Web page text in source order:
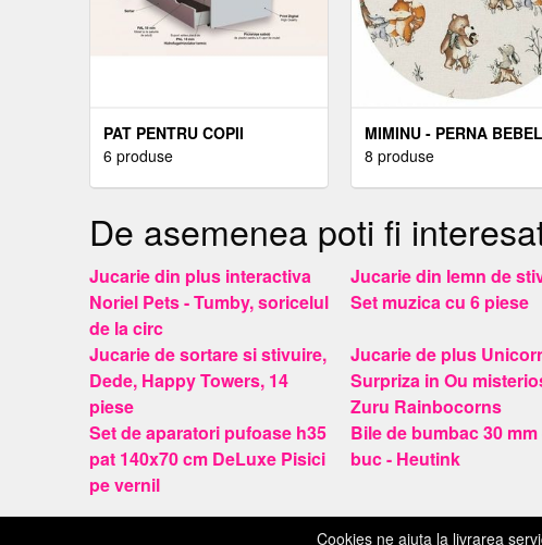
PAT PENTRU COPII
FROZEN, CU MANERE SI
6 produse
MIMINU - PERNA
URSULET,
8 produse
De asemenea poti fi
Jucarie din plus interactiva
Noriel Pets - Tumby, soricelul
de la circ
Jucarie din lemn de
Set muzica cu 6 piese
Jucarie de sortare si stivuire,
Dede, Happy Towers, 14
piese
Jucarie de plus
Surpriza in Ou
Zuru Rainbocorns
Set de aparatori pufoase h35
pat 140x70 cm DeLuxe Pisici
pe vernil
Bile de bumbac 30 mm
buc - Heutink
Contacteaza-ne Impressum
Cookies ne ajuta la livrarea